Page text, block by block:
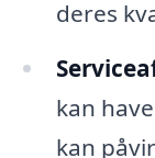
deres
kan
kan